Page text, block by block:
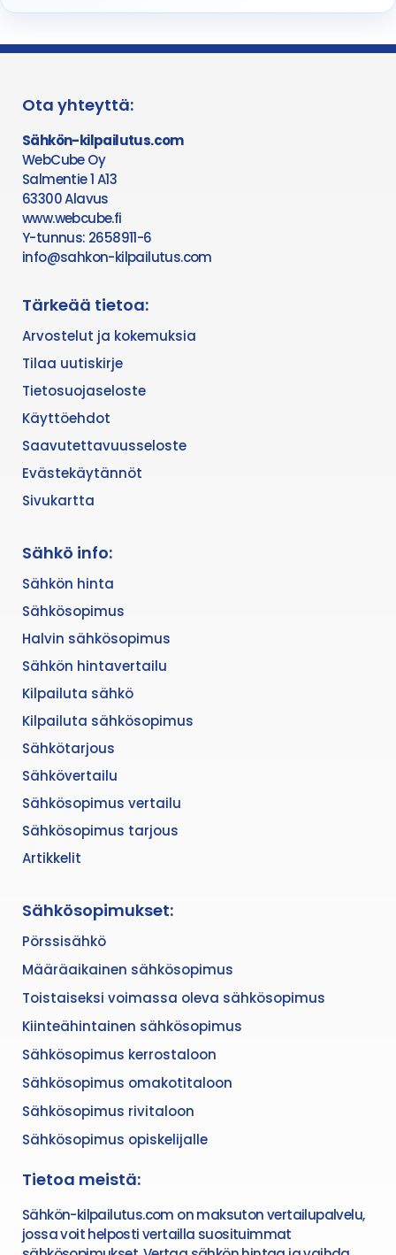
Ota yhteyttä:
Sähkön-kilpailutus.com
WebCube Oy
Salmentie 1 A13
63300 Alavus
www.webcube.fi
Y-tunnus: 2658911-6
info@sahkon-kilpailutus.com
Tärkeää tietoa:
Arvostelut ja kokemuksia
Tilaa uutiskirje
Tietosuojaseloste
Käyttöehdot
Saavutettavuusseloste
Evästekäytännöt
Sivukartta
Sähkö info:
Sähkön hinta
Sähkösopimus
Halvin sähkösopimus
Sähkön hintavertailu
Kilpailuta sähkö
Kilpailuta sähkösopimus
Sähkötarjous
Sähkövertailu
Sähkösopimus vertailu
Sähkösopimus tarjous
Artikkelit
Sähkösopimukset:
Pörssisähkö
Määräaikainen sähkösopimus
Toistaiseksi voimassa oleva sähkösopimus
Kiinteähintainen sähkösopimus
Sähkösopimus kerrostaloon
Sähkösopimus omakotitaloon
Sähkösopimus rivitaloon
Sähkösopimus opiskelijalle
Tietoa meistä:
Sähkön-kilpailutus.com on maksuton vertailupalvelu,
jossa voit helposti vertailla suosituimmat